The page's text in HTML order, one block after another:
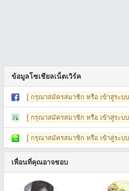
ข้อมูลโซเชียลเน็ตเวิร์ค
[ กรุณาสมัครสมาชิก หรือ เข้าสู่ระบ
[ กรุณาสมัครสมาชิก หรือ เข้าสู่ระบ
[ กรุณาสมัครสมาชิก หรือ เข้าสู่ระบ
เพื่อนที่คุณอาจชอบ